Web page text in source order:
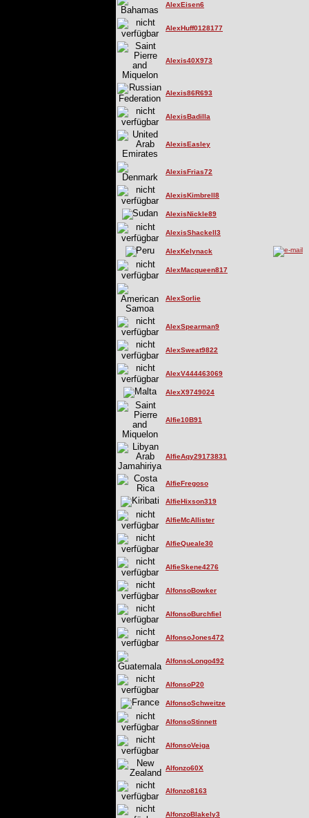
AlexEisen6
AlexHuff0128177
Alexis40X973
Alexis86R693
AlexisBadilla
AlexisEasley
AlexisFrias72
AlexisKimbrell8
AlexisNickle89
AlexisShackell3
AlexKelynack
AlexMacqueen817
AlexSorlie
AlexSpearman9
AlexSweat9822
AlexV444463069
AlexX9749024
Alfie10B91
AlfieAqy29173831
AlfieFregoso
AlfieHixson319
AlfieMcAllister
AlfieQueale30
AlfieSkene4276
AlfonsoBowker
AlfonsoBurchfiel
AlfonsoJones472
AlfonsoLongo492
AlfonsoP20
AlfonsoSchweitze
AlfonsoStinnett
AlfonsoVeiga
Alfonzo60X
Alfonzo8163
AlfonzoBlakely3